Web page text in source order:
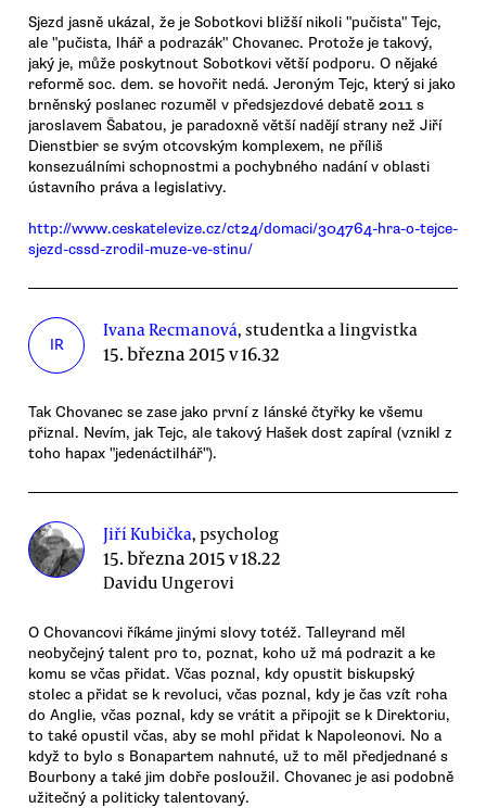
Sjezd jasně ukázal, že je Sobotkovi bližší nikoli "pučista" Tejc,
ale "pučista, lhář a podrazák" Chovanec. Protože je takový,
jaký je, může poskytnout Sobotkovi větší podporu. O nějaké
reformě soc. dem. se hovořit nedá. Jeroným Tejc, který si jako
brněnský poslanec rozuměl v předsjezdové debatě 2011 s
jaroslavem Šabatou, je paradoxně větší nadějí strany než Jiří
Dienstbier se svým otcovským komplexem, ne příliš
konsezuálními schopnostmi a pochybného nadání v oblasti
ústavního práva a legislativy.
http://www.ceskatelevize.cz/ct24/domaci/304764-hra-o-tejce-
sjezd-cssd-zrodil-muze-ve-stinu/
IR
Ivana Recmanová, studentka a lingvistka
15. března 2015 v 16.32
Tak Chovanec se zase jako první z lánské čtyřky ke všemu
přiznal. Nevím, jak Tejc, ale takový Hašek dost zapíral (vznikl z
toho hapax "jedenáctilhář").
Jiří Kubička, psycholog
15. března 2015 v 18.22
Davidu Ungerovi
O Chovancovi říkáme jinými slovy totéž. Talleyrand měl
neobyčejný talent pro to, poznat, koho už má podrazit a ke
komu se včas přidat. Včas poznal, kdy opustit biskupský
stolec a přidat se k revoluci, včas poznal, kdy je čas vzít roha
do Anglie, včas poznal, kdy se vrátit a připojit se k Direktoriu,
to také opustil včas, aby se mohl přidat k Napoleonovi. No a
když to bylo s Bonapartem nahnuté, už to měl předjednané s
Bourbony a také jim dobře posloužil. Chovanec je asi podobně
užitečný a politicky talentovaný.